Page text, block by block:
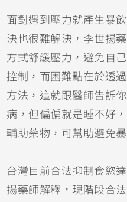
面對遇到壓力就產生暴
決也很難解決，李世揚
方式舒緩壓力，避免自
控制，而困難點在於透
方法，這就跟醫師告訴
病，但偏偏就是睡不好
輔助藥物，可幫助避免
台灣目前合法抑制食慾
揚藥師解釋，現階段合